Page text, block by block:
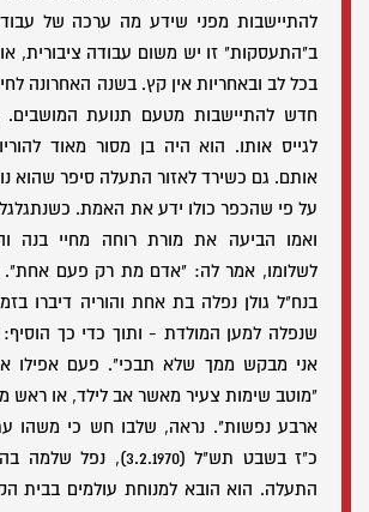
להתיישבות מפני שידע מה ערכה של
ב"התעסקות" זו יש משום עבודה ציבורית,
בכל לב ובאחריות אין קץ. בשנה האחרונה
חדש להתיישבות מטעם תנועת המושבים.
לגייס אותו. הוא היה בן מסור מאוד
אותם. גם כשירד לאזור התעלה סיפר שהוא
על פי שהכפר כולו ידע את האמת.
ואמו הביעה את מורת רוחה מחיי בנה
לשלומו, אמר לה: "אדם מת רק פעם אחת".
בנח"ל גולן נפלה בת אחת והוריה דיברו
שנפלה למען המולדת - ותוך כדי כך
אני מבקש ממך שלא תבכי". פעם אפילו
"מוטב שימות צעיר מאשר אב לילד, או ראש
ארבע נפשות". נראה, שלבו חש כי משהו
כ"ז בשבט תש"ל (3.2.1970),
התעלה. הוא הובא למנוחת עולמים בבית